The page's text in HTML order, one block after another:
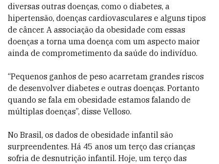
diversas outras doenças, como o diabetes, a
hipertensão, doenças cardiovasculares e alguns tipos
de câncer. A associação da obesidade com essas
doenças a torna uma doença com um aspecto maior
ainda de comprometimento da saúde do indivíduo.
“Pequenos ganhos de peso acarretam grandes riscos
de desenvolver diabetes e outras doenças. Portanto
quando se fala em obesidade estamos falando de
múltiplas doenças”, disse Velloso.
No Brasil, os dados de obesidade infantil são
surpreendentes. Há 45 anos um terço das crianças
sofria de desnutrição infantil. Hoje, um terço das